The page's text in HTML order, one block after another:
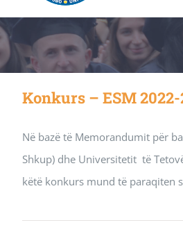
Konkurs – ESM 2022-
Në bazë të Memorandumit për
Shkup) dhe Universitetit të
këtë konkurs mund të paraqiten